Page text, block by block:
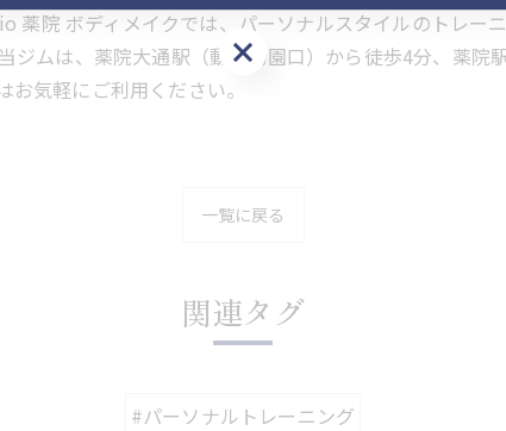
院 ボディメイクでは、パーソナルスタイルのトレー
ジムは、薬院大通駅（動植物園口）から徒歩4分、薬院
気軽にご利用ください。
一覧に戻る
関連タグ
#パーソナルトレーニング
お問い合わせはこちら